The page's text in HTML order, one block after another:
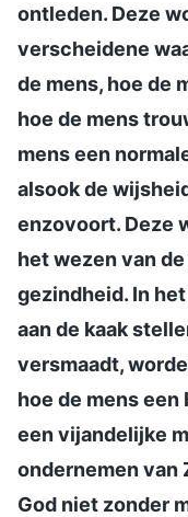
ontleden. Deze
verscheidene
de mens, hoe de
hoe de mens
mens een
alsook de
enzovoort. Deze
het wezen van
gezindheid. In
aan de kaak
versmaadt,
hoe de mens een
een vijandelijke
ondernemen van
God niet zonder